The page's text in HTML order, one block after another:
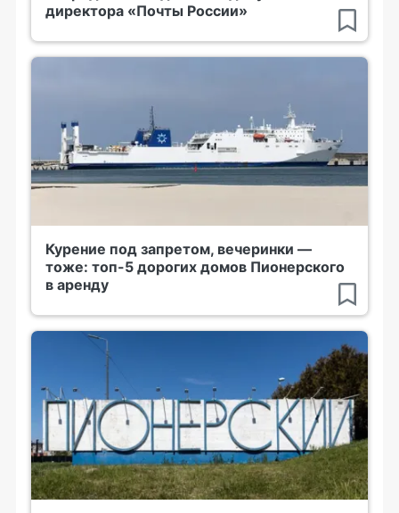
директора «Почты России»
Курение под запретом, вечеринки —
тоже: топ-5 дорогих домов Пионерского
в аренду